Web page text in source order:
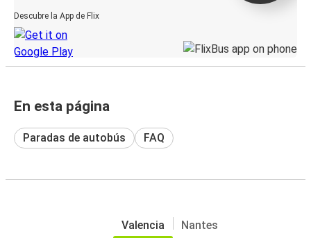
Descubre la App de Flix
En esta página
Paradas de autobús FAQ
Valencia Nantes